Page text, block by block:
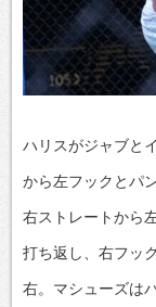
ハリスがジャブと
から左フックとパ
右ストレートから
打ち返し、右フッ
右。マシューズは